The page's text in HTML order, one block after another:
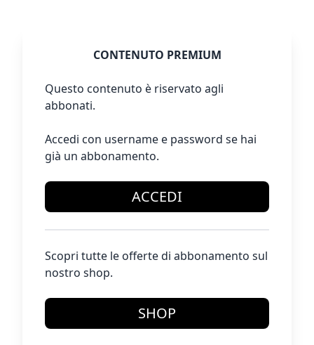
CONTENUTO PREMIUM
Questo contenuto è riservato agli
abbonati.
Accedi con username e password se hai
già un abbonamento.
ACCEDI
Scopri tutte le offerte di abbonamento sul
nostro shop.
SHOP